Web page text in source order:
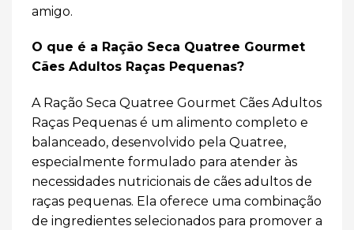
amigo.
O que é a Ração Seca Quatree Gourmet
Cães Adultos Raças Pequenas?
A Ração Seca Quatree Gourmet Cães Adultos
Raças Pequenas é um alimento completo e
balanceado, desenvolvido pela Quatree,
especialmente formulado para atender às
necessidades nutricionais de cães adultos de
raças pequenas. Ela oferece uma combinação
de ingredientes selecionados para promover a